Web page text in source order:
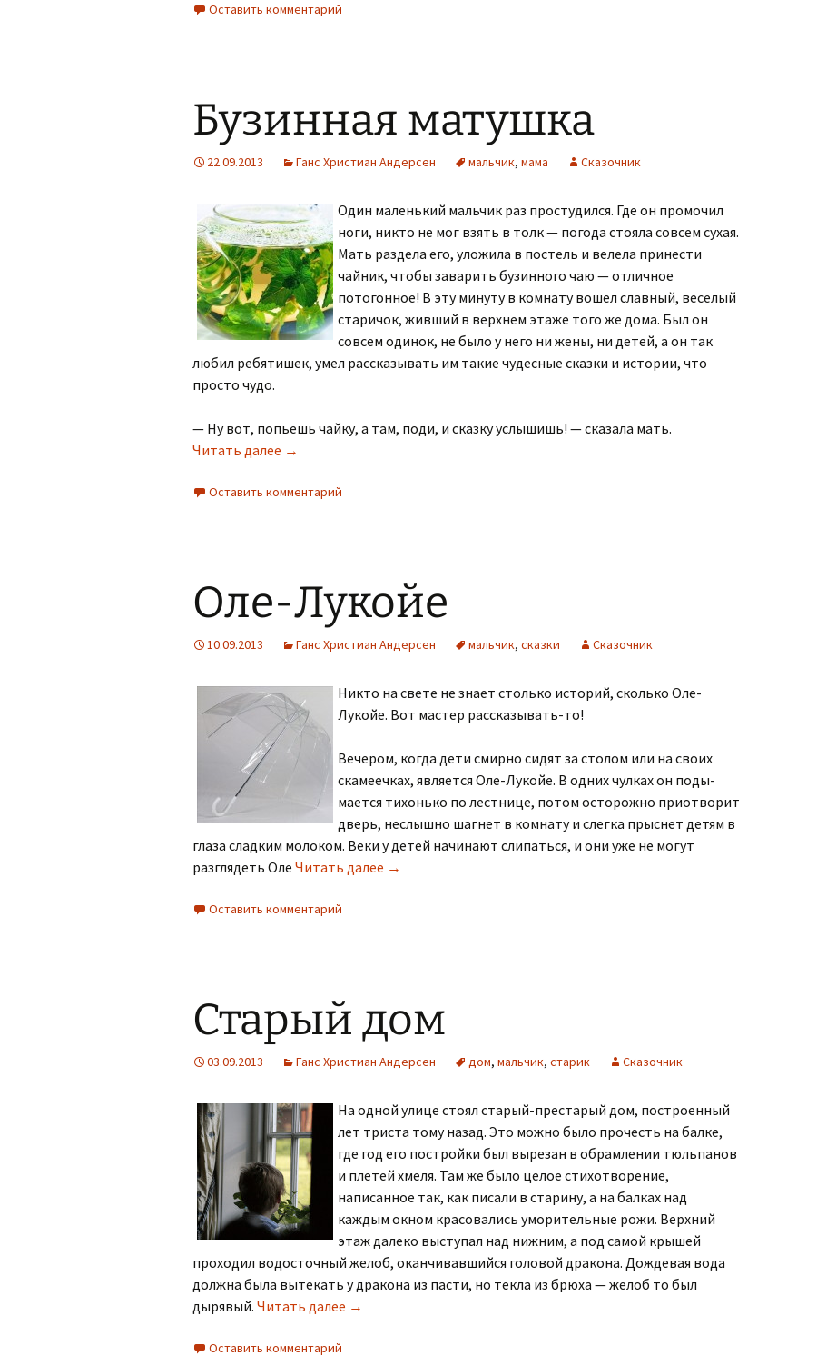
Оставить комментарий
Бузинная матушка
22.09.2013 Ганс Христиан Андерсен мальчик, мама Сказочник
Один маленький мальчик раз простудился. Где он промочил
ноги, никто не мог взять в толк — погода стояла совсем сухая.
Мать раздела его, уложила в постель и велела принести
чайник, чтобы заварить бузинного чаю — отличное
потогонное! В эту минуту в комнату вошел славный, веселый
старичок, живший в верхнем этаже того же дома. Был он
совсем одинок, не было у него ни жены, ни детей, а он так
любил ребятишек, умел рассказывать им такие чудесные сказки и истории, что
просто чудо.
— Ну вот, попьешь чайку, а там, поди, и сказку услы­шишь! — сказала мать.
Читать далее Бузинная матушка
→
Оставить комментарий
Оле-Лукойе
10.09.2013 Ганс Христиан Андерсен мальчик, сказки Сказочник
Никто на свете не знает столько историй, сколько Оле-
Лукойе. Вот мастер рассказывать-то!
Вечером, когда дети смирно сидят за столом или на своих
скамеечках, является Оле-Лукойе. В одних чулках он поды­
мается тихонько по лестнице, потом осторожно приотворит
дверь, неслышно шагнет в комнату и слегка прыснет детям в
глаза сладким молоком. Веки у детей начинают слипаться, и они уже не могут
разглядеть Оле Читать далее Оле-Лукойе
→
Оставить комментарий
Старый дом
03.09.2013 Ганс Христиан Андерсен дом, мальчик, старик Сказочник
На одной улице стоял старый-престарый дом, построенный
лет триста тому назад. Это можно было прочесть на балке,
где год его постройки был вырезан в обрамлении тюльпанов
и плетей хмеля. Там же было целое стихотворение,
написанное так, как писали в старину, а на балках над
каждым окном красовались уморительные рожи. Верхний
этаж далеко высту­пал над нижним, а под самой крышей
проходил водосточный желоб, оканчивавшийся головой дракона. Дождевая вода
долж­на была вытекать у дракона из пасти, но текла из брюха — желоб то был
дырявый. Читать далее Старый дом
→
Оставить комментарий